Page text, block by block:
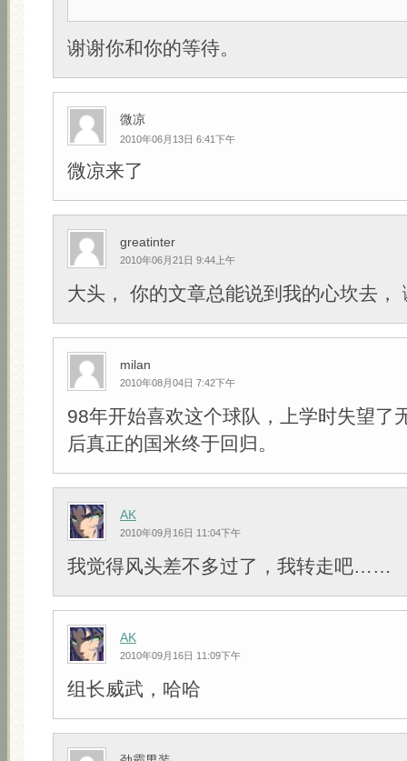
谢谢你和你的等待。
微凉
2010年06月13日 6:41下午
微凉来了
greatinter
2010年06月21日 9:44上午
大头， 你的文章总能说到我的心坎去，
milan
2010年08月04日 7:42下午
98年开始喜欢这个球队，上学时失望了
后真正的国米终于回归。
AK
2010年09月16日 11:04下午
我觉得风头差不多过了，我转走吧……
AK
2010年09月16日 11:09下午
组长威武，哈哈